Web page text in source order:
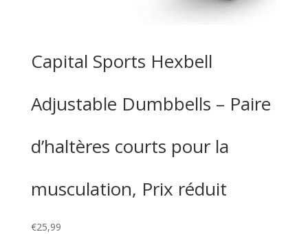
Capital Sports Hexbell
Adjustable Dumbbells – Paire
d’haltères courts pour la
musculation, Prix réduit
€25,99